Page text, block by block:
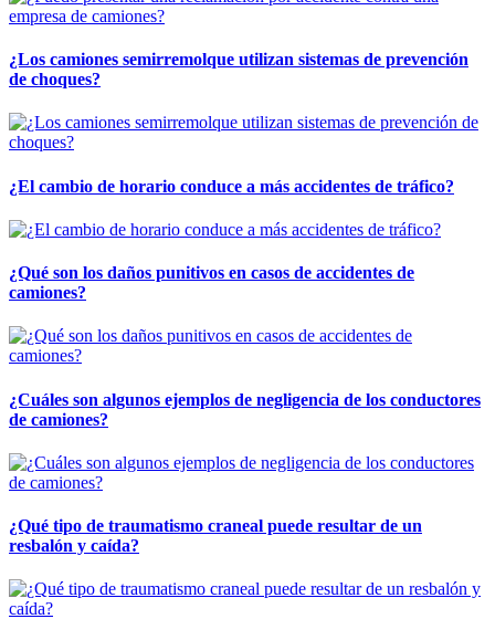
¿Los camiones semirremolque utilizan sistemas de prevención
de choques?
¿El cambio de horario conduce a más accidentes de tráfico?
¿Qué son los daños punitivos en casos de accidentes de
camiones?
¿Cuáles son algunos ejemplos de negligencia de los conductores
de camiones?
¿Qué tipo de traumatismo craneal puede resultar de un
resbalón y caída?